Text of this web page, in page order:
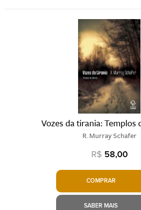
Vozes da tirania: Templos
R. Murray Schafer
R$ 58,00
COMPRAR
SABER MAIS